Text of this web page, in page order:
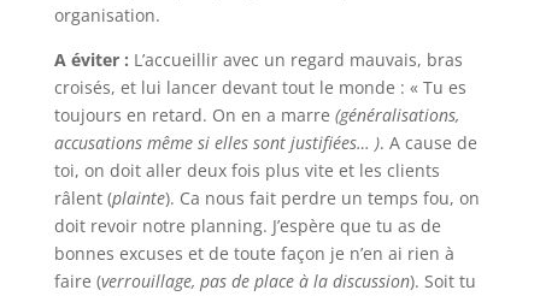
organisation.
A éviter : L’accueillir avec un regard mauvais, bras
croisés, et lui lancer devant tout le monde : « Tu es
toujours en retard. On en a marre (généralisations,
accusations même si elles sont justifiées… ). A cause de
toi, on doit aller deux fois plus vite et les clients
râlent (plainte). Ca nous fait perdre un temps fou, on
doit revoir notre planning. J’espère que tu as de
bonnes excuses et de toute façon je n’en ai rien à
faire (verrouillage, pas de place à la discussion). Soit tu